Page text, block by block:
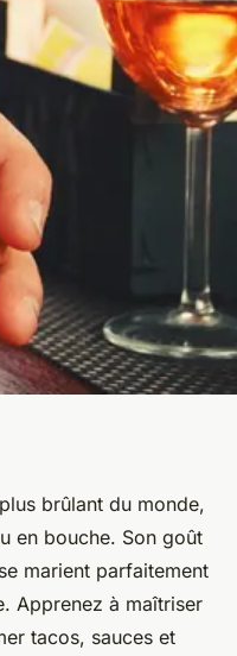
épicées
brûlant du monde,
en bouche. Son goût
marient parfaitement
Apprenez à maîtriser
tacos, sauces et